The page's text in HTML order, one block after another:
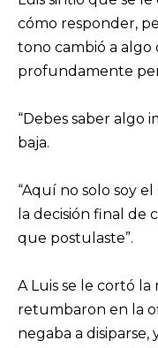
cómo responder,
tono cambió a algo
profundamente
“Debes saber algo
baja.
“Aquí no solo soy
la decisión final de
que postulaste”.
A Luis se le cortó la
retumbaron en la
negaba a